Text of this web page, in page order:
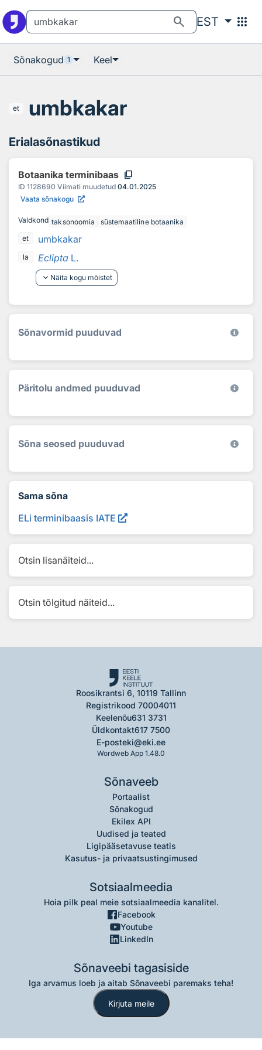
search EST apps
Sõnakogud 1 Keel
et umbkakar
Erialasõnastikud
Botaanika terminibaas content_copy
ID 1128690 Viimati muudetud 04.01.2025
Vaata sõnakogu
Valdkond taksonoomia
süstemaatiline botaanika
et
umbkakar
la Eclipta L.
keyboard_arrow_down Näita kogu mõistet
Sõnavormid puuduvad
Päritolu andmed puuduvad
Sõna seosed puuduvad
Sama sõna
ELi terminibaasis IATE
Otsin lisanäiteid...
Otsin tõlgitud näiteid...
Roosikrantsi 6, 10119 Tallinn
Registrikood 70004011
Keelenõu631 3731
Üldkontakt617 7500
E-posteki@eki.ee
Wordweb App 1.48.0
Sõnaveeb
Portaalist
Sõnakogud
Ekilex API
Uudised ja teated
Ligipääsetavuse teatis
Kasutus- ja privaatsustingimused
Sotsiaalmeedia
Hoia pilk peal meie sotsiaalmeedia kanalitel.
Facebook
Youtube
LinkedIn
Sõnaveebi tagasiside
Iga arvamus loeb ja aitab Sõnaveebi paremaks teha!
Kirjuta meile